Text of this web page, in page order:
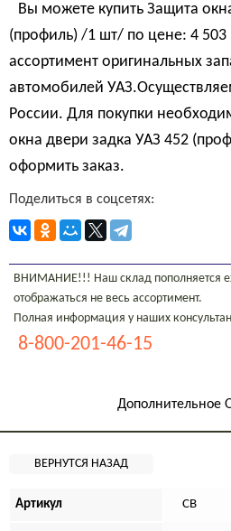
Вы можете купить Защита
(профиль) /1 шт/ по цене: 4 503
ассортимент оригинальных
автомобилей
России. Для покупки
окна двери задка УАЗ 452
оформить заказ.
Поделиться в соцсетях:
ВНИМАНИЕ!!! Наш склад пополняется
отображаться не весь ассортимент.
Полная информация у наших
8-800-201-46-15
Дополнительное
Артикул СВ